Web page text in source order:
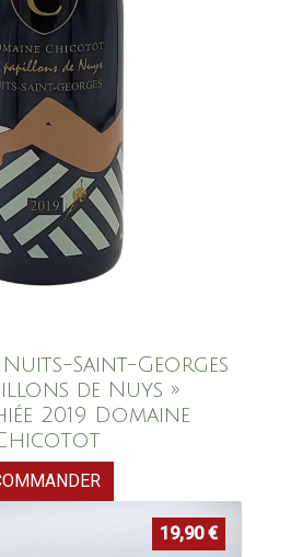
Saint-Georges
de Nuys »
2019 Domaine
19,90€